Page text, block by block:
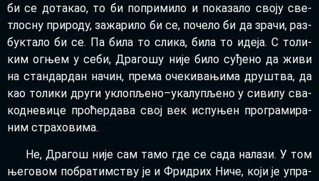
би се до­та­као, то би по­при­ми­ло и по­ка­за­ло сво­ју све­
тло­сну при­ро­ду, за­жа­ри­ло би се, по­че­ло би да зра­чи, раз­
бук­та­ло би се. Па би­ла то сли­ка, би­ла то иде­ја. С то­ли­
ким ог­њем у се­би, Дра­го­шу ни­је би­ло су­ђе­но да жи­ви
на стан­дар­дан на­чин, пре­ма оче­ки­ва­њи­ма дру­штва, да
као то­ли­ки дру­ги укло­пље­но–у­ка­лу­пље­но у си­ви­лу сва­
ко­дне­ви­це про­ћер­да­ва свој век ис­пу­њен про­гра­ми­ра­
ним стра­хо­ви­ма.
Не, Дра­гош ни­је сам та­мо где се са­да на­ла­зи. У том
ње­го­вом по­бра­тим­ству је и Фри­дрих Ни­че, ко­ји је упра­